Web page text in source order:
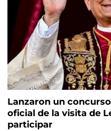
Lanzaron un
oficial de la visita de
participar